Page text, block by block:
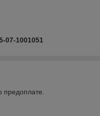
07-1001051
предоплате.